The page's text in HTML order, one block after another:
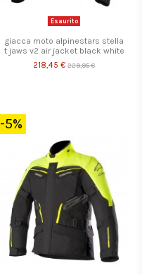
Esaurito
giacca moto alpinestars stella
t jaws v2 air jacket black white
218,45 € 229,95 €
-5%